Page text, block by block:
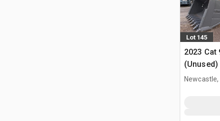
Lot 145
2023 Cat
(Unused)
Newcastle,